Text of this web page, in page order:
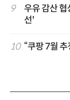
9
우유 감산
선'
10 “쿠팡 7월